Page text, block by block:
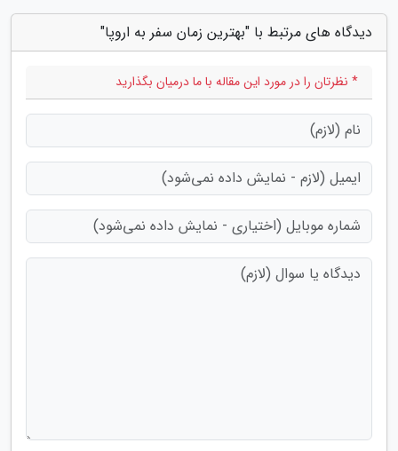
دیدگاه های مرتبط با "بهترین زمان سفر به اروپا"
* نظرتان را در مورد این مقاله با ما درمیان بگذارید